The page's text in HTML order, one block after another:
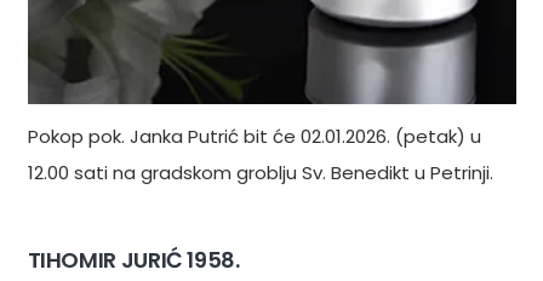
Pokop pok. Janka Putrić bit će 02.01.2026. (petak) u
12.00 sati na gradskom groblju Sv. Benedikt u Petrinji.
TIHOMIR JURIĆ 1958.